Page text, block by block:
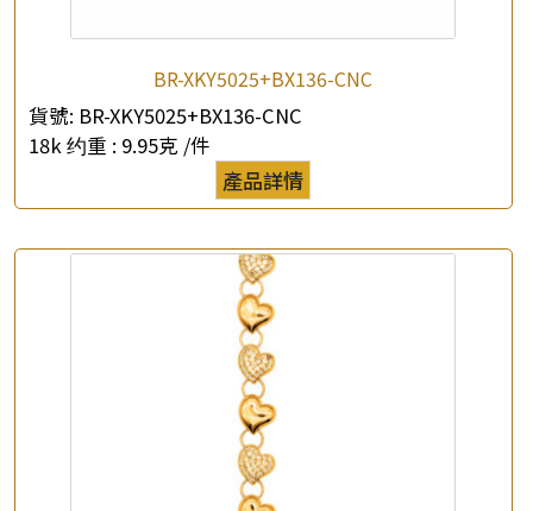
BR-XKY5025+BX136-CNC
貨號: BR-XKY5025+BX136-CNC
18k 约重 : 9.95克 /件
產品詳情